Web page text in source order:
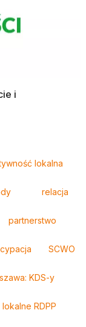
i
lokalna
relacja
partnerstwo
SCWO
KDS-y
lokalne RDPP